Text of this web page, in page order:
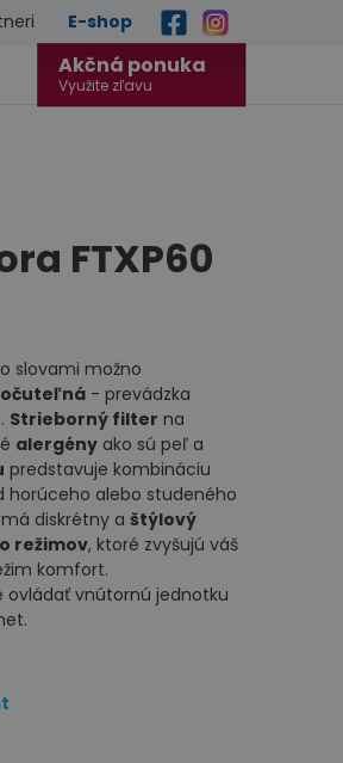
E-shop
Akčná ponuka
Využite zľavu
FTXP60
slovami možno
- prevádzka
Strieborný filter na
alergény ako sú peľ a
predstavuje kombináciu
horúceho alebo studeného
má diskrétny aštýlový
režimov, ktoré zvyšujú váš
komfort.
vnútornú jednotku